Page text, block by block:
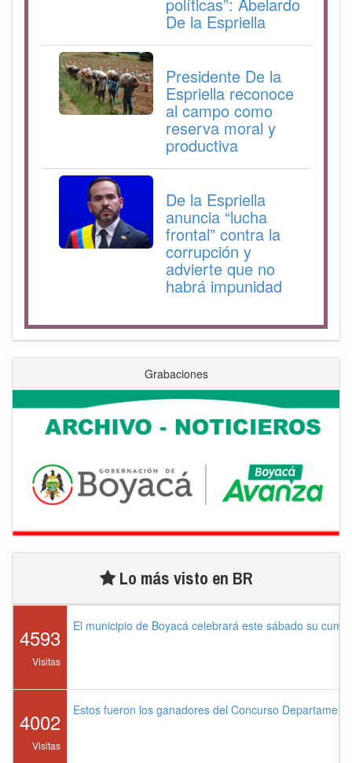
De la Espriella
Presidente De la
Espriella reconoce
al campo como
reserva moral y
productiva
De la Espriella
anuncia “lucha
frontal” contra la
corrupción y
advierte que no
habrá impunidad
Grabaciones
Lo más visto en BR
4593
Visitas
El municipio de Boyacá celebrará este sábado su
4002
Visitas
Estos fueron los ganadores del Concurso